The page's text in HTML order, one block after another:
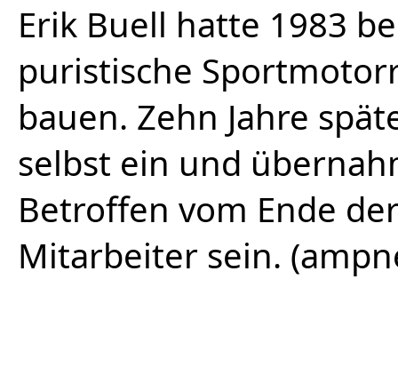
Erik Buell hatte 1983
puristische
bauen. Zehn Jahre
selbst ein und
Betroffen vom Ende
Mitarbeiter sein.